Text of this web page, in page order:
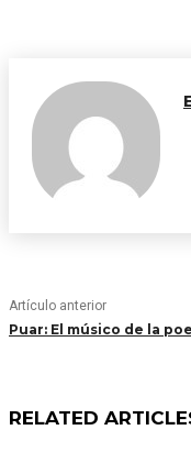
Artículo anterior
Puar: El músico de la
RELATED